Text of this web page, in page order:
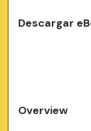
Descargar
Overview